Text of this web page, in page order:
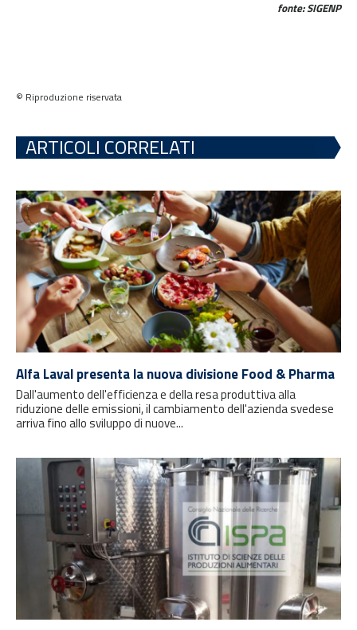
fonte: SIGENP
© Riproduzione riservata
ARTICOLI CORRELATI
Alfa Laval presenta la nuova divisione Food & Pharma
Dall'aumento dell'efficienza e della resa produttiva alla
riduzione delle emissioni, il cambiamento dell'azienda svedese
arriva fino allo sviluppo di nuove...